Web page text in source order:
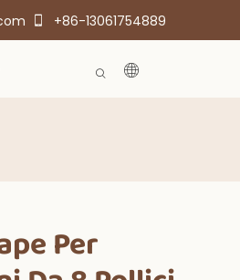
+86-13061754889
Per